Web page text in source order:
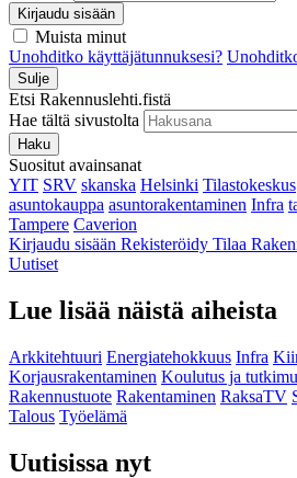
Kirjaudu sisään
Muista minut
Unohditko käyttäjätunnuksesi?
Sulje
Etsi Rakennuslehti.fistä
Hae tältä sivustolta
Haku
Suositut avainsanat
YIT SRV skanska Helsinki Tilastokeskus
asuntokauppa asuntorakentaminen Infra
Tampere Caverion
Kirjaudu sisään Rekisteröidy Tilaa
Uutiset
Lue lisää näistä aiheista
Arkkitehtuuri Energiatehokkuus Infra
Korjausrakentaminen Koulutus ja
Rakennustuote Rakentaminen RaksaTV
Talous Työelämä
Uutisissa nyt